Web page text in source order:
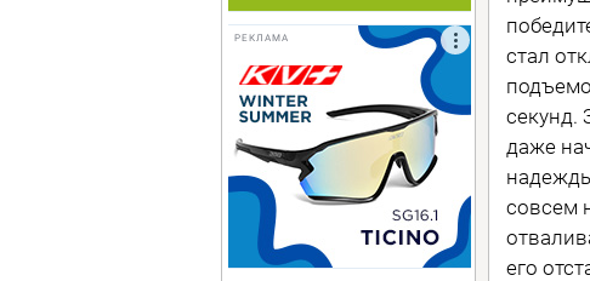
РЕКЛАМА
стал
секунд.
даже
совсем
его